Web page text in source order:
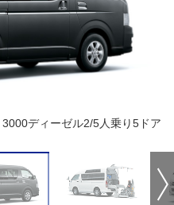
ディーゼル2/5人乗り5ドア